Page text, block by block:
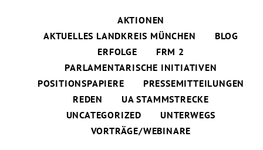
AKTIONEN
AKTUELLES LANDKREIS MÜNCHEN
BLOG
ERFOLGE
FRM 2
PARLAMENTARISCHE INITIATIVEN
POSITIONSPAPIERE
PRESSEMITTEILUNGEN
REDEN
UA STAMMSTRECKE
UNCATEGORIZED
UNTERWEGS
VORTRÄGE/WEBINARE